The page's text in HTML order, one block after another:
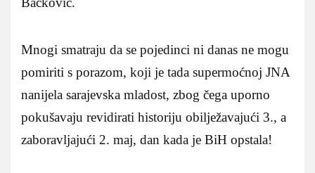
Mnogi smatraju da se pojedinci ni danas ne mogu
pomiriti s porazom, koji je tada supermoćnoj JNA
nanijela sarajevska mladost, zbog čega uporno
pokušavaju revidirati historiju obilježavajući 3., a
zaboravljajući 2. maj, dan kada je BiH opstala!